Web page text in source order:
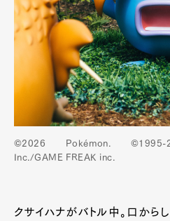
©2026 Pokémon. ©1995-
Inc./GAME FREAK inc.
クサイハナがバトル中。口から